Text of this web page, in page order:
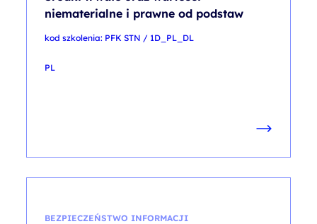
niematerialne i prawne od podstaw
kod szkolenia: PFK STN / 1D_PL_DL
PL
BEZPIECZEŃSTWO INFORMACJI